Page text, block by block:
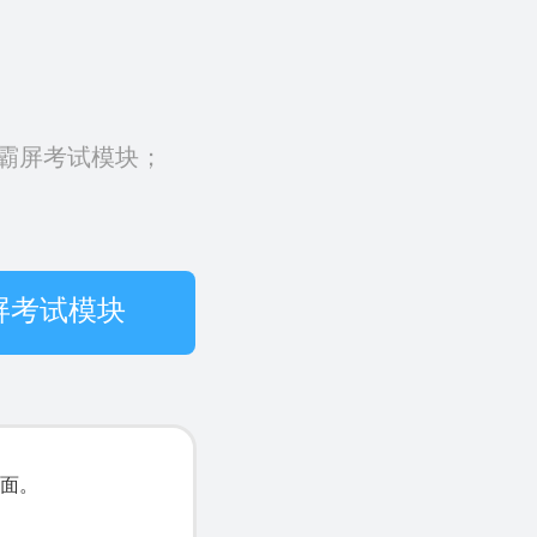
屏考试模块；
考试模块
。